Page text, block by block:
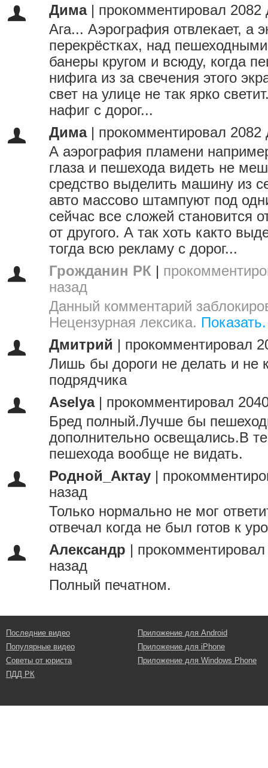
Дима| прокомментировал 2082
Ага... Аэрография отвлекает, а
перекрёстках, над
банеры кругом и всюду, когда
нифига из за свечения этого
свет на улице не так ярко
нафиг с дорог...
Дима| прокомментировал 2082
А аэрография пламени
глаза и пешехода видеть не
средство выделить машину из
авто массово штампуют под
сейчас все сложей становится
от другого. А так хоть както
тогда всю рекламу с дорог...
Грожданин РК
назад
Данный комментарий
Нецензурная лексика. Показать.
Дмитрий
прокомментировал
Лишь бы дороги не делать и не
подрядчика
Aselya| прокомментировал
Бред полный.Лучше бы
дополнительно освещались.В
пешехода вообще не видать.
Родной_Актау
назад
Только нормально не мог
отвечал когда не был готов к
Александр
назад
Полный печатном.
Последние видео
Популярные видео
Советы от юриста
ПДД РК
Приложение для Android
Приложение для iPhone
Приложение для Windows Phone